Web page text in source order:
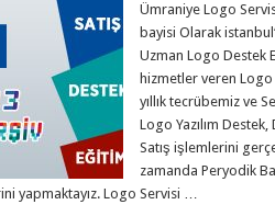
Ümraniye Logo
bayisi Olarak
Uzman Logo Destek
hizmetler veren
yıllık tecrübemiz ve
Logo Yazılım
Satış işlemlerini
zamanda Peryodik
yapmaktayız. Logo Servisi …